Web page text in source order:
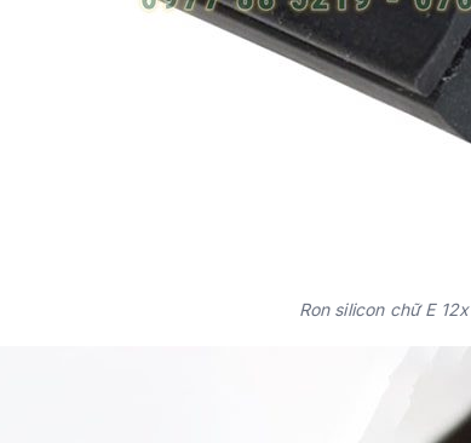
Ron silicon chữ E